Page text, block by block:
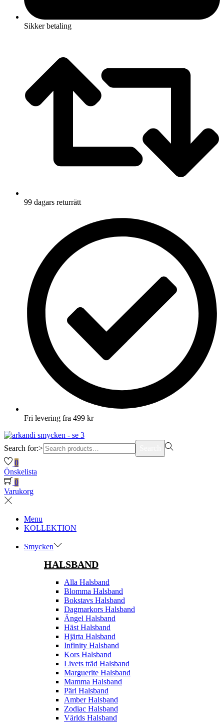
Sikker betaling
99 dagars returrätt
Fri levering fra 499 kr
Search for:>
0
Önskelista
0
Varukorg
Menu
KOLLEKTION
Smycken
HALSBAND
Alla Halsband
Blomma Halsband
Bokstavs Halsband
Dagmarkors Halsband
Ängel Halsband
Häst Halsband
Hjärta Halsband
Infinity Halsband
Kors Halsband
Livets träd Halsband
Marguerite Halsband
Mamma Halsband
Pärl Halsband
Amber Halsband
Zodiac Halsband
Världs Halsband